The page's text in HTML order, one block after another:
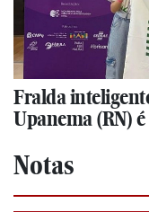
Fralda
Upanema (RN)
Notas